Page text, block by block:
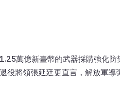
萬億新臺幣的武器採購強化
將領張延廷更直言，解放軍